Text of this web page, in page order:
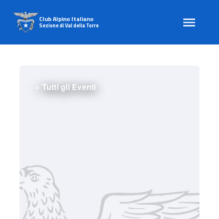
Club Alpino Italiano
Sezione di Val della Torre
« Tutti gli Eventi